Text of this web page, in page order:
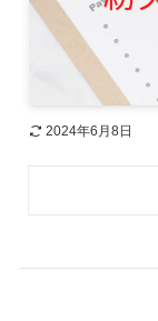
2024年6月8日